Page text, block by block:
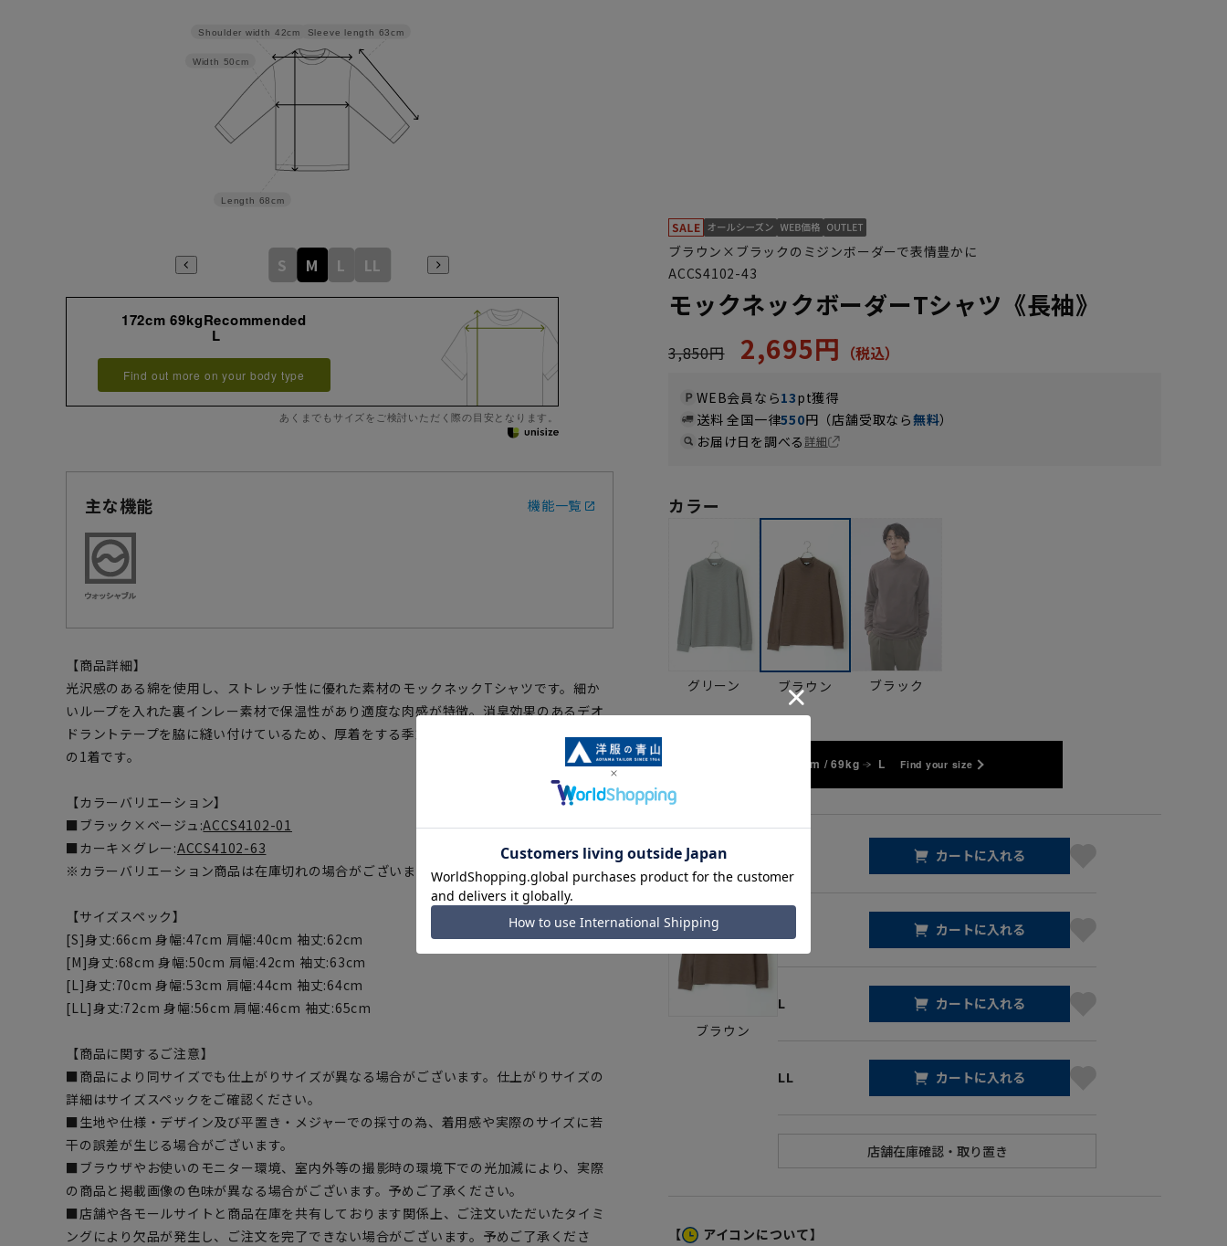
Sleeve length 63cm
Length 68cm
Width 50cm
Shoulder width 42cm
S M L LL
172cm 69kgRecommended
L
Find out more on your body type
あくまでもサイズをご検討いただく際の目安となります。
主な機能 機能一覧
【商品詳細】
光沢感のある綿を使用し、ストレッチ性に優れた素材のモックネックTシャツです。細か
いループを入れた裏インレー素材で保温性があり適度な肉感が特徴。消臭効果のあるデオ
ドラントテープを脇に縫い付けているため、厚着をする季節も安心して着られるオススメ
の1着です。
【カラーバリエーション】
■ブラック×ベージュ:ACCS4102-01
■カーキ×グレー:ACCS4102-63
※カラーバリエーション商品は在庫切れの場合がございます。
【サイズスペック】
[S]身丈:66cm 身幅:47cm 肩幅:40cm 袖丈:62cm
[M]身丈:68cm 身幅:50cm 肩幅:42cm 袖丈:63cm
[L]身丈:70cm 身幅:53cm 肩幅:44cm 袖丈:64cm
[LL]身丈:72cm 身幅:56cm 肩幅:46cm 袖丈:65cm
【商品に関するご注意】
■商品により同サイズでも仕上がりサイズが異なる場合がございます。仕上がりサイズの
詳細はサイズスペックをご確認ください。
■生地や仕様・デザイン及び平置き・メジャーでの採寸の為、着用感や実際のサイズに若
干の誤差が生じる場合がございます。
■ブラウザやお使いのモニター環境、室内外等の撮影時の環境下での光加減により、実際
の商品と掲載画像の色味が異なる場合がございます。予めご了承ください。
■店舗や各モールサイトと商品在庫を共有しております関係上、ご注文いただいたタイミ
ングにより欠品が発生し、ご注文を完了できない場合がございます。予めご了承くださ
ブラウン×ブラックのミジンボーダーで表情豊かに
ACCS4102-43
モックネックボーダーTシャツ《長袖》
3,850円 2,695円
WEB会員なら13pt獲得
送料 全国一律550円（店舗受取なら無料）
お届け日を調べる詳細
カラー
グリーン ブラウン ブラック
172cm / 69kg L Find your size
ブラウン
カートに入れる
カートに入れる
L カートに入れる
LL カートに入れる
【 アイコンについて】